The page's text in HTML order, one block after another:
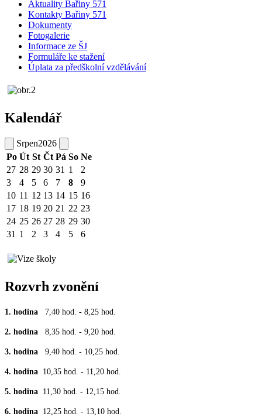
Aktuality Bařiny 571
Kontakty Bařiny 571
Dokumenty
Fotogalerie
Informace ze ŠJ
Formuláře ke stažení
Úplata za předškolní vzdělávání
Kalendář
Srpen2026
Po Út St Čt Pá So Ne
27 28 29 30 31 1
2
3
4 5 6 7 8
9
10 11 12 13 14 15 16
17 18 19 20 21 22 23
24 25 26 27 28 29 30
31 1 2 3 4 5 6
Rozvrh zvonění
1. hodina 7,40 hod. - 8,25 hod.
2. hodina 8,35 hod. - 9,20 hod.
3. hodina 9,40 hod. - 10,25 hod.
4. hodina 10,35 hod. - 11,20 hod.
5. hodina 11,30 hod. - 12,15 hod.
6. hodina 12,25 hod. - 13,10 hod.